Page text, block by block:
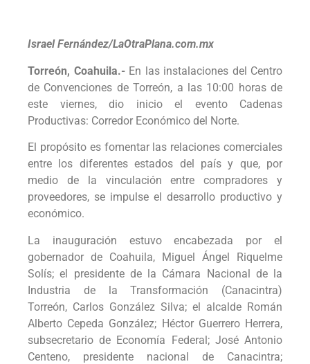
Israel Fernández/LaOtraPlana.com.mx
Torreón, Coahuila.-En las instalaciones del Centro
de Convenciones de Torreón, a las 10:00 horas de
este viernes, dio inicio el evento Cadenas
Productivas: Corredor Económico del Norte.
El propósito es fomentar las relaciones comerciales
entre los diferentes estados del país y que, por
medio de la vinculación entre compradores y
proveedores, se impulse el desarrollo productivo y
económico.
La inauguración estuvo encabezada por el
gobernador de Coahuila, Miguel Ángel Riquelme
Solís; el presidente de la Cámara Nacional de la
Industria de la Transformación (Canacintra)
Torreón, Carlos González Silva; el alcalde Román
Alberto Cepeda González; Héctor Guerrero Herrera,
subsecretario de Economía Federal; José Antonio
Centeno, presidente nacional de Canacintra;